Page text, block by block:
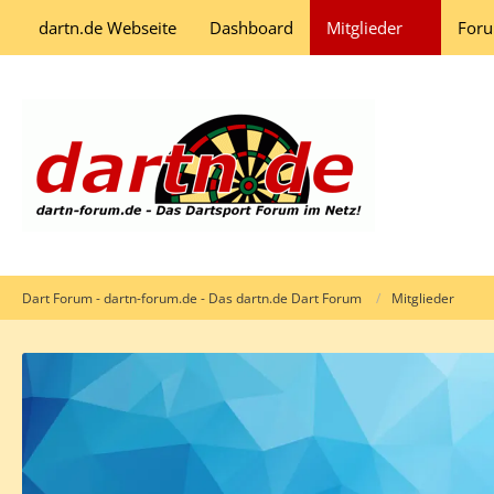
dartn.de Webseite Dashboard Mitglieder
Dart Forum - dartn-forum.de - Das dartn.de Dart Forum Mitglieder